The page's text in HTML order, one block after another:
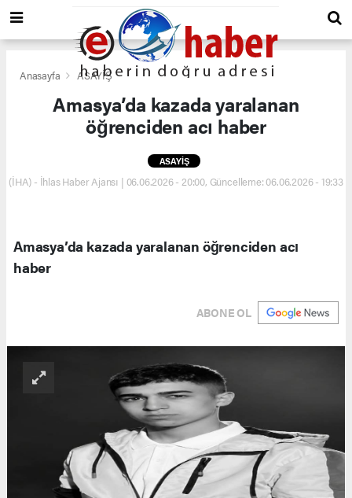
Anasayfa ASAYİŞ
Amasya’da kazada yaralanan
öğrenciden acı haber
ASAYİŞ
(İHA) - İhlas Haber Ajansı | 06.06.2026 - 20:00, Güncelleme: 06.06.2026 - 19:33
Amasya’da kazada yaralanan öğrenciden acı
haber
ABONE OL